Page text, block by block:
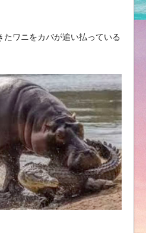
ワニをカバが追い払っている